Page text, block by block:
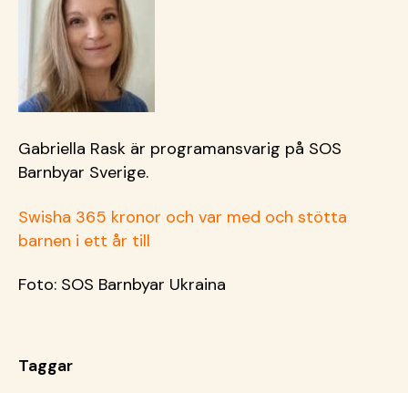
Gabriella Rask är programansvarig på SOS
Barnbyar Sverige.
Swisha 365 kronor och var med och stötta
barnen i ett år till
Foto: SOS Barnbyar Ukraina
Taggar